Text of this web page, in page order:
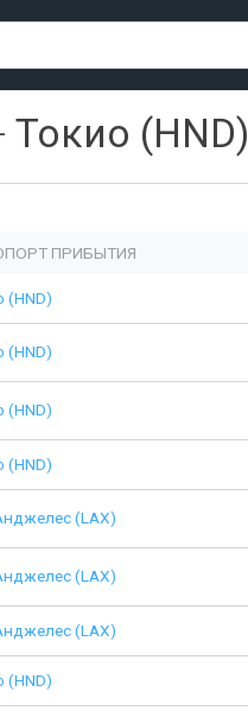
Токио (HND)
ПРИБЫТИЯ
(HND)
(HND)
(HND)
(HND)
(LAX)
(LAX)
(LAX)
(HND)